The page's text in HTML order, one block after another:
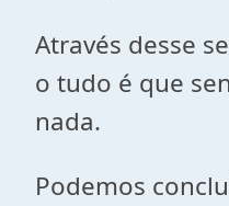
Através desse
o tudo é que
nada.
Podemos